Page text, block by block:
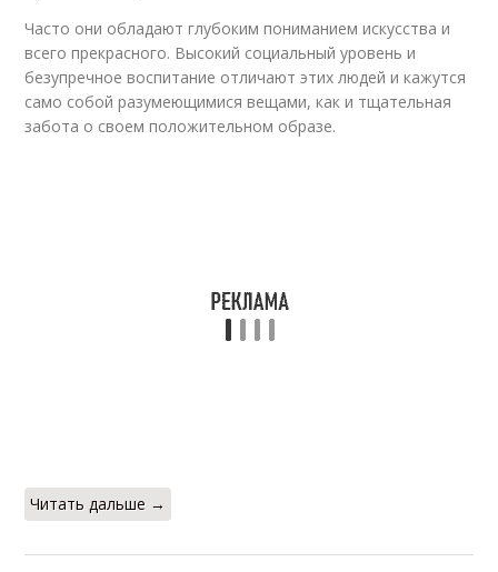
Часто они обладают глубоким пониманием искусства и
всего прекрасного. Высокий социальный уровень и
безупречное воспитание отличают этих людей и кажутся
само собой разумеющимися вещами, как и тщательная
забота о своем положительном образе.
Читать дальше →